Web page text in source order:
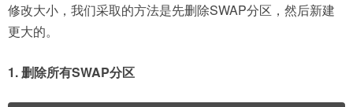
修改大小，我们采取的方法是先删除SWAP分区，然后新建
更大的。
1. 删除所有SWAP分区